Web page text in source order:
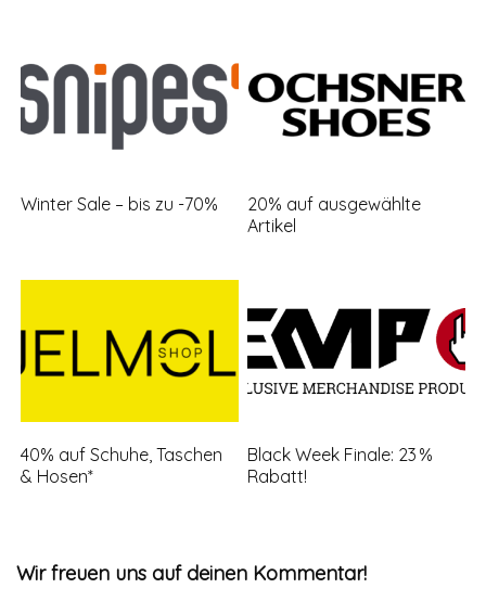
Winter Sale – bis zu -70%
20% auf ausgewählte
Artikel
40% auf Schuhe, Taschen
& Hosen*
Black Week Finale: 23 %
Rabatt!
Wir freuen uns auf deinen Kommentar!